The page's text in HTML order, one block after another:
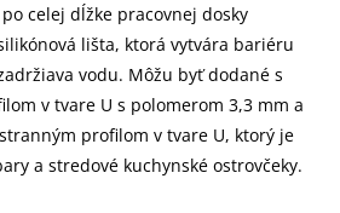
celej dĺžke pracovnej dosky
lišta, ktorá vytvára bariéru
vodu. Môžu byť dodané s
v tvare U s polomerom 3,3 mm a
profilom v tvare U, ktorý je
a stredové kuchynské ostrovčeky.